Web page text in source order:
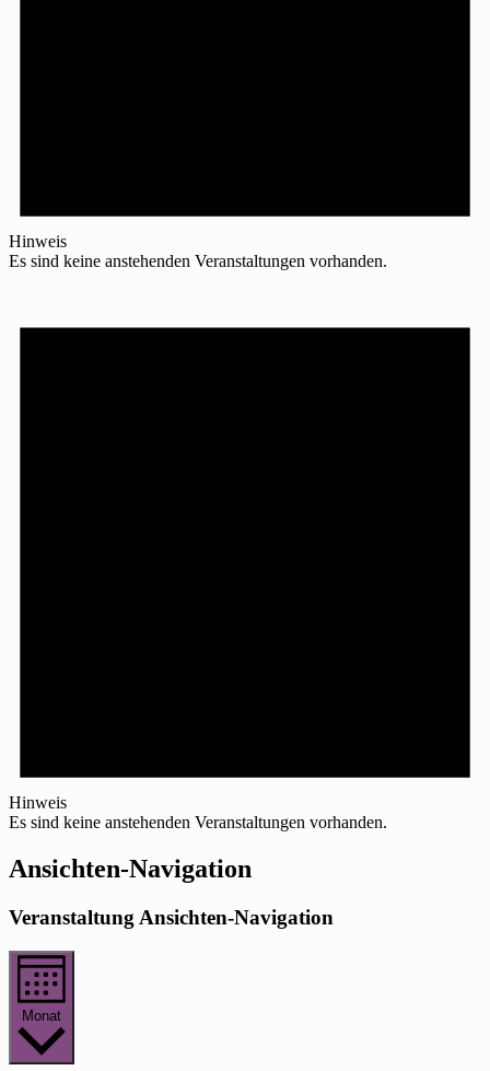
Hinweis
Es sind keine anstehenden Veranstaltungen vorhanden.
Hinweis
Es sind keine anstehenden Veranstaltungen vorhanden.
Ansichten-Navigation
Veranstaltung Ansichten-Navigation
Monat